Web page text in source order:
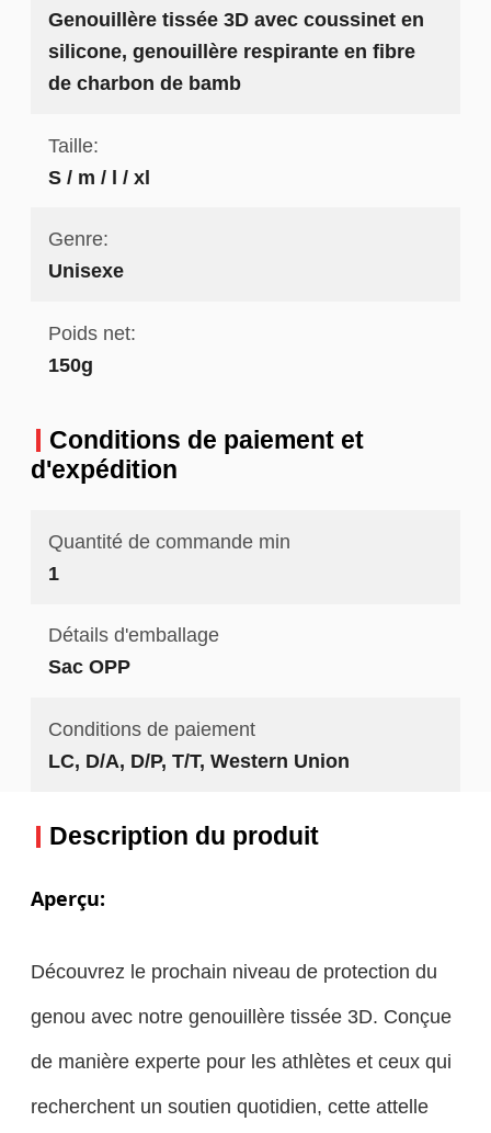
Genouillère tissée 3D avec coussinet en
silicone, genouillère respirante en fibre
de charbon de bamb
Taille:
S / m / l / xl
Genre:
Unisexe
Poids net:
150g
Conditions de paiement et
d'expédition
Quantité de commande min
1
Détails d'emballage
Sac OPP
Conditions de paiement
LC, D/A, D/P, T/T, Western Union
Description du produit
Aperçu:
Découvrez le prochain niveau de protection du
genou avec notre genouillère tissée 3D. Conçue
de manière experte pour les athlètes et ceux qui
recherchent un soutien quotidien, cette attelle